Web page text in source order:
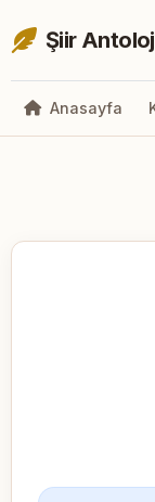
Şiir
Anasayfa